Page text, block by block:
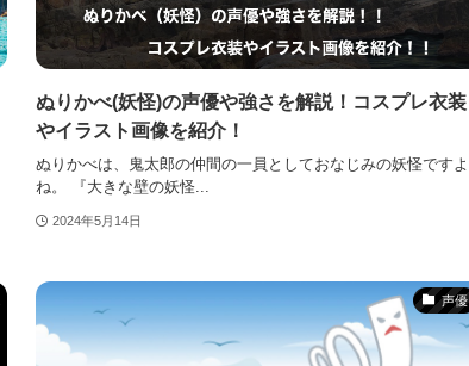
ぬりかべ(妖怪)の声優や強さを解説！コスプレ衣装
やイラスト画像を紹介！
ぬりかべは、鬼太郎の仲間の一員としておなじみの妖怪ですよ
ね。 『大きな壁の妖怪...
2024年5月14日
声優